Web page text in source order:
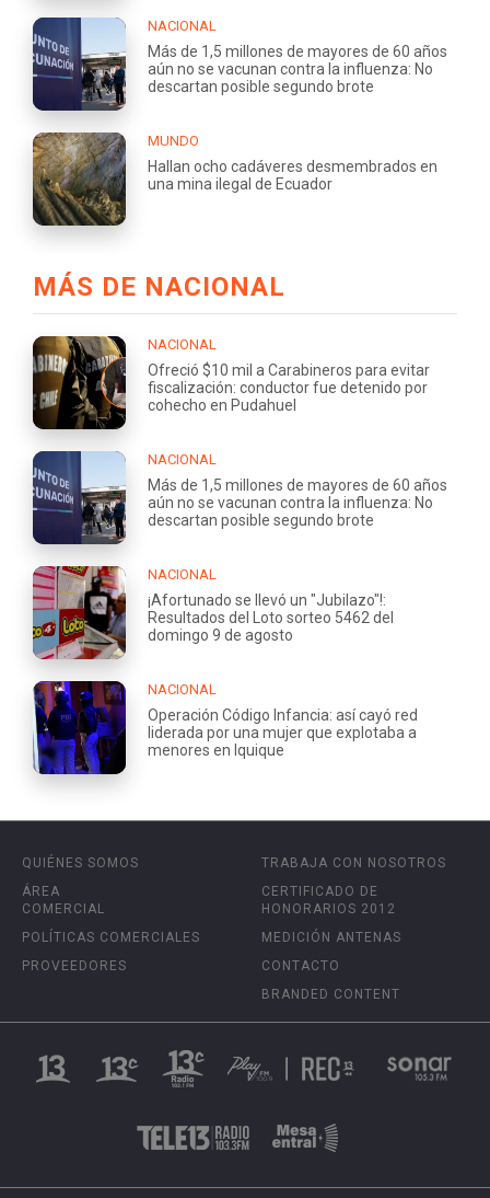
NACIONAL
Más de 1,5 millones de mayores de 60 años
aún no se vacunan contra la influenza: No
descartan posible segundo brote
MUNDO
Hallan ocho cadáveres desmembrados en
una mina ilegal de Ecuador
MÁS DE NACIONAL
NACIONAL
Ofreció $10 mil a Carabineros para evitar
fiscalización: conductor fue detenido por
cohecho en Pudahuel
NACIONAL
Más de 1,5 millones de mayores de 60 años
aún no se vacunan contra la influenza: No
descartan posible segundo brote
NACIONAL
¡Afortunado se llevó un "Jubilazo"!:
Resultados del Loto sorteo 5462 del
domingo 9 de agosto
NACIONAL
Operación Código Infancia: así cayó red
liderada por una mujer que explotaba a
menores en Iquique
QUIÉNES SOMOS
ÁREA
COMERCIAL
POLÍTICAS COMERCIALES
PROVEEDORES
TRABAJA CON NOSOTROS
CERTIFICADO DE
HONORARIOS 2012
MEDICIÓN ANTENAS
CONTACTO
BRANDED CONTENT